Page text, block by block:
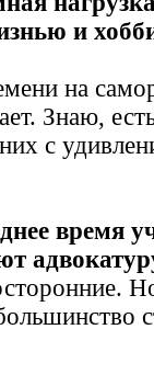
и
на
Знаю,
с
время